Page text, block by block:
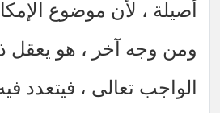
أصيلة ، لأن موضوع
ومن وجه آخر ، هو يعقل
الواجب تعالى ، فيتعدد